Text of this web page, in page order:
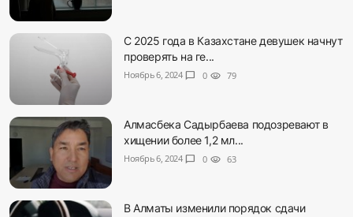
С 2025 года в Казахстане девушек начнут
проверять на ге...
Ноябрь 6, 2024 chat_bubble 0 visibility 79
Алмасбека Садырбаева подозревают в
хищении более 1,2 мл...
Ноябрь 6, 2024 chat_bubble 0 visibility 63
В Алматы изменили порядок сдачи